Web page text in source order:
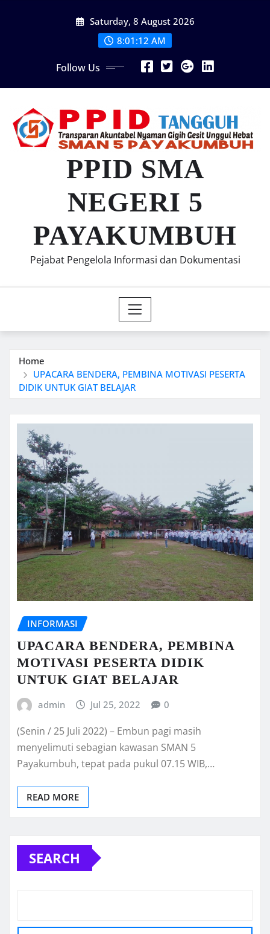
Saturday, 8 August 2026
8:01:13 AM
Follow Us
PPID SMA
NEGERI 5
PAYAKUMBUH
Pejabat Pengelola Informasi dan Dokumentasi
Home
UPACARA BENDERA, PEMBINA MOTIVASI PESERTA
DIDIK UNTUK GIAT BELAJAR
INFORMASI
UPACARA BENDERA, PEMBINA
MOTIVASI PESERTA DIDIK
UNTUK GIAT BELAJAR
admin Jul 25, 2022 0
(Senin / 25 Juli 2022) – Embun pagi masih
menyelimuti sebagian kawasan SMAN 5
Payakumbuh, tepat pada pukul 07.15 WIB,…
READ MORE
SEARCH